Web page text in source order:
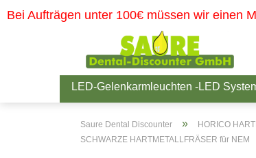
Bei Aufträgen unter 100€ müssen wir einen
LED-Gelenkarmleuchten -LED
Saure Dental Discounter » HORICO
SCHWARZE HARTMETALLFRÄSER für NEM